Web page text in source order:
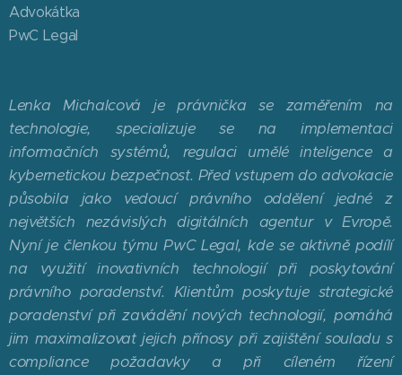
Advokátka
PwC Legal
Lenka Michalcová je právnička se zaměřením na
technologie, specializuje se na implementaci
informačních systémů, regulaci umělé inteligence a
kybernetickou bezpečnost. Před vstupem do advokacie
působila jako vedoucí právního oddělení jedné z
největších nezávislých digitálních agentur v Evropě.
Nyní je členkou týmu PwC Legal, kde se aktivně podílí
na využití inovativních technologií při poskytování
právního poradenství. Klientům poskytuje strategické
poradenství při zavádění nových technologií, pomáhá
jim maximalizovat jejich přínosy při zajištění souladu s
compliance požadavky a při cíleném řízení